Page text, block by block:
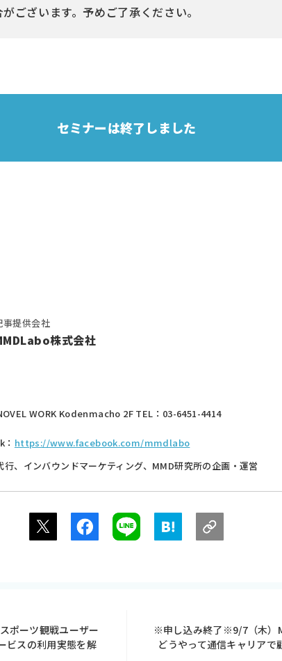
ございます。予めご了承ください。
セミナーは終了しました
事提供会社
株式会社
WORK Kodenmacho 2F TEL：03-6451-4414
https://www.facebook.com/mmdlabo
、インバウンドマーケティング、MMD研究所の企画・運営
ポーツ観戦ユーザー
ビスの利用実態を解
※申し込み終了※9/7（木）
どうやって通信キャリア